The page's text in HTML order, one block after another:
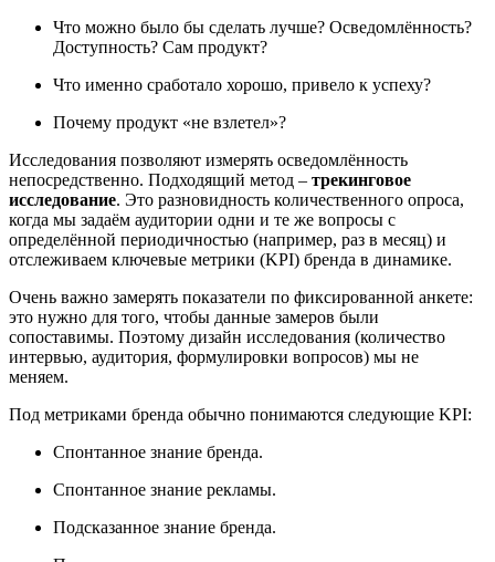
Что можно было бы сделать лучше? Осведомлённость?
Доступность? Сам продукт?
Что именно сработало хорошо, привело к успеху?
Почему продукт «не взлетел»?
Исследования позволяют измерять осведомлённость
непосредственно. Подходящий метод – трекинговое
исследование. Это разновидность количественного опроса,
когда мы задаём аудитории одни и те же вопросы с
определённой периодичностью (например, раз в месяц) и
отслеживаем ключевые метрики (KPI) бренда в динамике.
Очень важно замерять показатели по фиксированной анкете:
это нужно для того, чтобы данные замеров были
сопоставимы. Поэтому дизайн исследования (количество
интервью, аудитория, формулировки вопросов) мы не
меняем.
Под метриками бренда обычно понимаются следующие KPI:
Спонтанное знание бренда.
Спонтанное знание рекламы.
Подсказанное знание бренда.